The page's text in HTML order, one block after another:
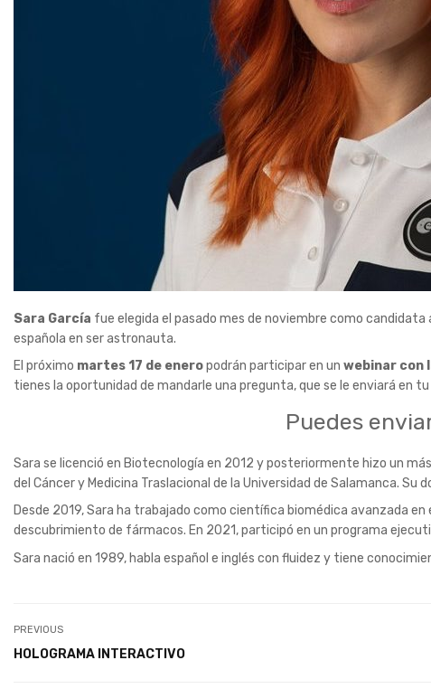
Sara García fue elegida el pasado mes de noviembre como
española en ser astronauta.
El próximo martes 17 de eneropodrán participar en un webinar con
tienes la oportunidad de mandarle una pregunta, que se le enviará en
Puedes
Sara se licenció en Biotecnología en 2012 y posteriormente hizo un
del Cáncer y Medicina Traslacional de la Universidad de Salamanca.
Desde 2019, Sara ha trabajado como científica biomédica avanzada
descubrimiento de fármacos. En 2021, participó en un programa
Sara nació en 1989, habla español e inglés con fluidez y tiene
PREVIOUS
HOLOGRAMA INTERACTIVO